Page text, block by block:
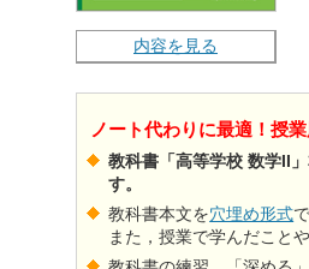
内容を見る
ノート代わりに最適！授
教科書「高等学校 数学II
す。
教科書本文を穴埋め形式
また，授業で学んだこと